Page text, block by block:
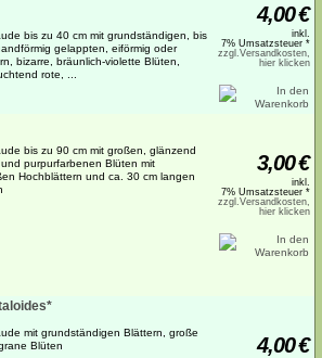
bis zu 40 cm mit grundständigen, bis
gelappten, eiförmig oder
bizarre, bräunlich-violette Blüten,
rote, ...
4,00€
inkl.
7% Umsatzsteuer *
zzgl.Versandkosten,
hier klicken
bis zu 90 cm mit großen, glänzend
purpurfarbenen Blüten mit
Hochblättern und ca. 30 cm langen
3,00€
inkl.
7% Umsatzsteuer *
zzgl.Versandkosten,
hier klicken
mit grundständigen Blättern, große
Blüten
4,00€